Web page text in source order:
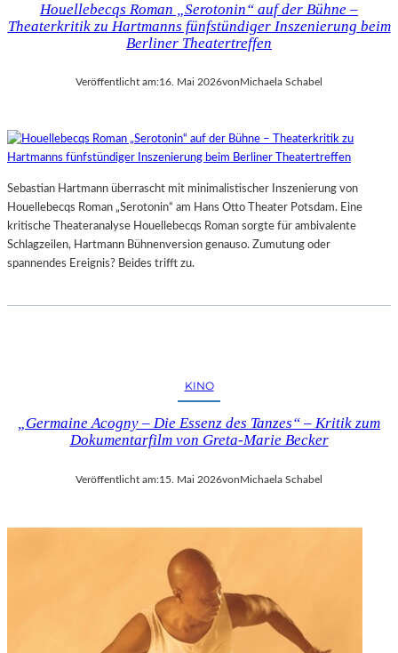
Houellebecqs Roman „Serotonin“ auf der Bühne –
Theaterkritik zu Hartmanns fünfstündiger Inszenierung beim
Berliner Theatertreffen
Veröffentlicht am:16. Mai 2026vonMichaela Schabel
Sebastian Hartmann überrascht mit minimalistischer Inszenierung von
Houellebecqs Roman „Serotonin“ am Hans Otto Theater Potsdam. Eine
kritische Theateranalyse Houellebecqs Roman sorgte für ambivalente
Schlagzeilen, Hartmann Bühnenversion genauso. Zumutung oder
spannendes Ereignis? Beides trifft zu.
KINO
„Germaine Acogny – Die Essenz des Tanzes“ – Kritik zum
Dokumentarfilm von Greta-Marie Becker
Veröffentlicht am:15. Mai 2026vonMichaela Schabel